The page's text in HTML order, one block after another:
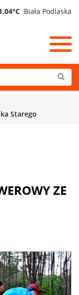
Biała Podlaska
Starego
ZE